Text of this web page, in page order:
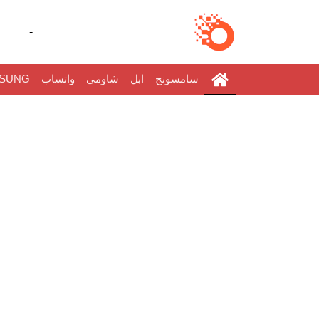
-
سامسونج ابل شاومي واتساب